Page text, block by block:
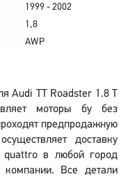
1999 - 2002
1,8
AWP
Audi TT Roadster 1.8 T
моторы бу без
предпродажную
доставку
quattro в любой город
компании. Все детали